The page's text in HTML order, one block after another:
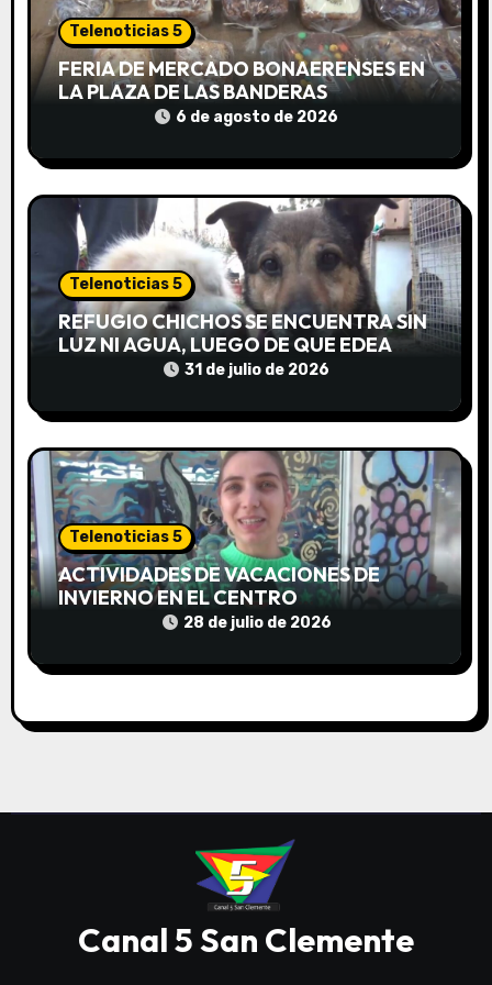
n
d
e
n
t
r
a
d
a
s
Telenoticias 5
FERIA DE MERCADO BONAERENSES EN
LA PLAZA DE LAS BANDERAS
6 de agosto de 2026
Telenoticias 5
REFUGIO CHICHOS SE ENCUENTRA SIN
LUZ NI AGUA, LUEGO DE QUE EDEA
CORTARA EL SUMINISTRO SIN AVISO
31 de julio de 2026
Telenoticias 5
ACTIVIDADES DE VACACIONES DE
INVIERNO EN EL CENTRO
COMUNITARIO EL TALA
28 de julio de 2026
Canal 5 San Clemente